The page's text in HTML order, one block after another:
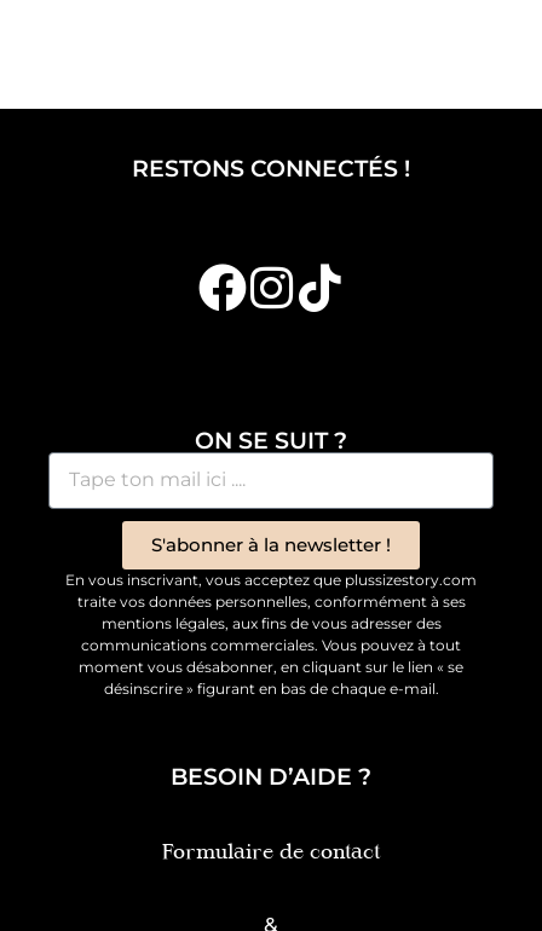
RESTONS CONNECTÉS !
ON SE SUIT ?
S'abonner à la newsletter !
En vous inscrivant, vous acceptez que plussizestory.com
traite vos données personnelles, conformément à ses
mentions légales, aux fins de vous adresser des
communications commerciales. Vous pouvez à tout
moment vous désabonner, en cliquant sur le lien « se
désinscrire » figurant en bas de chaque e-mail.
BESOIN D’AIDE ?
Formulaire de contact
&